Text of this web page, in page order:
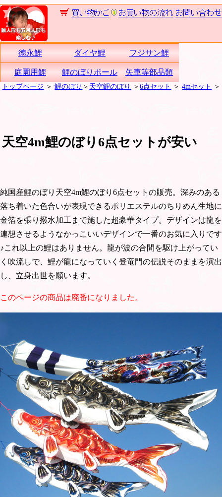
徳永鯉 ダイヤ鯉 フジサン鯉
庭園用鯉 鯉のぼりポール 矢車等部品類
トップページ ＞鯉のぼり ＞ 天空鯉のぼり ＞6点セット ＞4mセット ＞
天空4m鯉のぼり6点セットが安い
純国産鯉のぼり天空4m鯉のぼり6点セットの販売。深みのある
落ち着いた色合いが表現できるポリエステルのちりめん生地に
金箔を張り撥水加工まで施した超豪華タイプ。デザインは龍を
連想させるようなかっこいいデザインで一番のお気に入りです
♪これ以上の鯉はありません。龍が波の合間を駆け上がってい
く吹流しで、鯉が龍になっていく登竜門の伝説そのままを演出
し、立身出世を願います。
このページの商品は廃番になりました。